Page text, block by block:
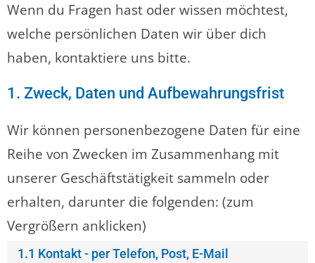
Wenn du Fragen hast oder wissen möchtest,
welche persönlichen Daten wir über dich
haben, kontaktiere uns bitte.
1. Zweck, Daten und Aufbewahrungsfrist
Wir können personenbezogene Daten für eine
Reihe von Zwecken im Zusammenhang mit
unserer Geschäftstätigkeit sammeln oder
erhalten, darunter die folgenden: (zum
Vergrößern anklicken)
1.1 Kontakt - per Telefon, Post, E-Mail